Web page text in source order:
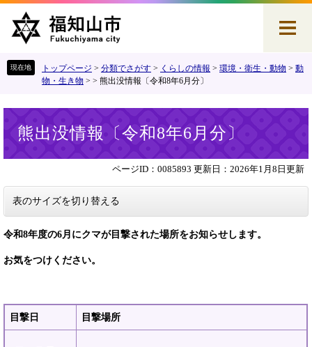
す
し
トップページ > 分類でさがす > くらしの情報 > 環境・衛生・動物 > 動
物・生き物 > > 熊出没情報〔令和8年6月分〕
熊出没情報〔令和8年6月分〕
ページID：0085893 更新日：2026年1月8日更新
表のサイズを切り替える
令和8年度の6月にクマが目撃された場所をお知らせします。
お気をつけください。
目撃日 目撃場所